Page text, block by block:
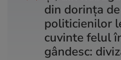
din dorința
politicienilor
cuvinte felul
gândesc: